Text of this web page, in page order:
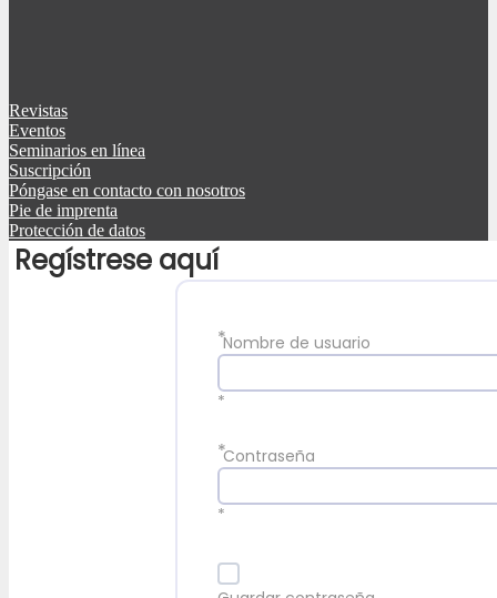
Revistas
Eventos
Seminarios en línea
Suscripción
Póngase en contacto con nosotros
Pie de imprenta
Protección de datos
Regístrese aquí
*Nombre de usuario
*
*Contraseña
*